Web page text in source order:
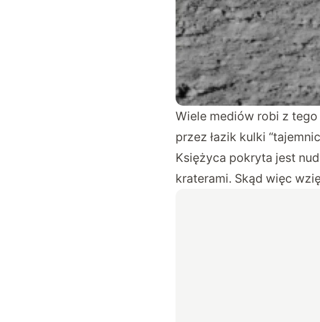
Wiele mediów robi z
przez łazik kulki
Księżyca pokryta jest
kraterami. Skąd więc